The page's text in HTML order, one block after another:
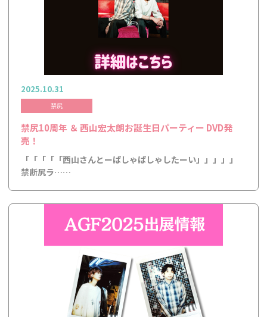
2025.10.31
禁尻
禁尻10周年 ＆ 西山宏太朗お誕生日パーティー DVD発
売！
「「「「「西山さんとーぱしゃぱしゃしたーい」」」」」
禁断尻ラ……